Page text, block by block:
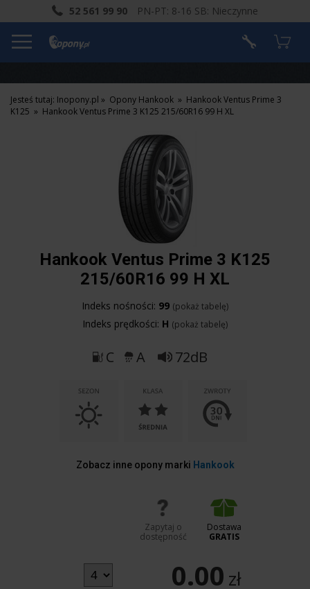
52 561 99 90 PN-PT: 8-16 SB: Nieczynne
Jesteś tutaj: Inopony.pl » Opony Hankook » Hankook Ventus Prime 3
K125 » Hankook Ventus Prime 3 K125 215/60R16 99 H XL
Hankook Ventus Prime 3 K125
215/60R16 99 H XL
Indeks nośności: 99 (pokaż tabelę)
Indeks prędkości: H (pokaż tabelę)
C A 72dB
Zobacz inne opony marki Hankook
Zapytaj o
dostępność
Dostawa
GRATIS
0.00 zł